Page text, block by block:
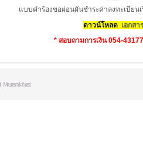
แบบคำร้องขอผ่อนผันชำระค่าลงทะเบียน
ดาวน์โหลด เอกสาร
* สอบถามการเงิน 054-
Muenkhat